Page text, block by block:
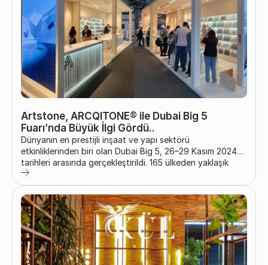
Artstone, ARCQITONE® ile Dubai Big 5
Fuarı’nda Büyük İlgi Gördü..
Dünyanın en prestijli inşaat ve yapı sektörü
etkinliklerinden biri olan Dubai Big 5, 26–29 Kasım 2024
tarihleri arasında gerçekleştirildi. 165 ülkeden yaklaşık
100.000 profesyonelin katılımıyla düzenlenen bu büyük
organizasyonda Artstone Panel Systems Inc., yeni
markası ARCQITONE® ile dikkat çekici bir etki yarattı.
Orta Doğu, Afrika ve Asya’dan sektör temsilcilerini bir
araya getiren bu uluslararası platformda Artstone’un
yenilikçi, estetik ve sürdürülebilir...